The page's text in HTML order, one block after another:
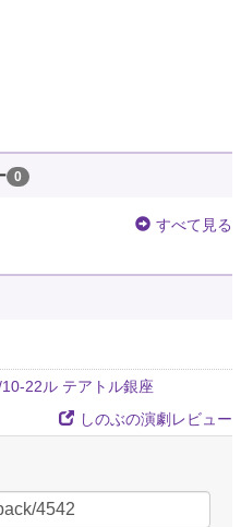
0
すべて見る
22ル テアトル銀座
しのぶの演劇レビュー